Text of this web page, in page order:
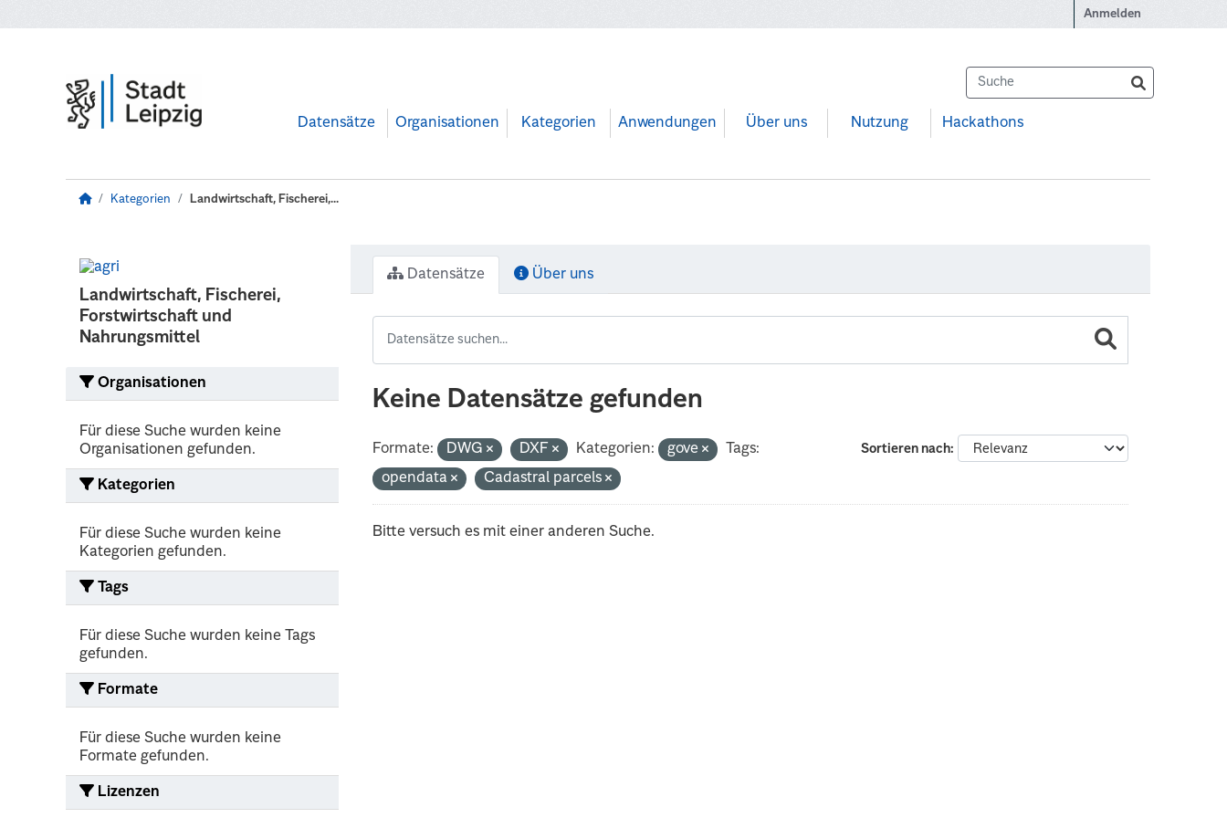
Anmelden
Datensätze Organisationen Kategorien Anwendungen Über uns Nutzung Hackathons
Kategorien Landwirtschaft, Fischerei,...
Landwirtschaft, Fischerei,
Forstwirtschaft und
Nahrungsmittel
Organisationen
Für diese Suche wurden keine
Organisationen gefunden.
Kategorien
Für diese Suche wurden keine
Kategorien gefunden.
Tags
Für diese Suche wurden keine Tags
gefunden.
Formate
Für diese Suche wurden keine
Formate gefunden.
Lizenzen
Datensätze Über uns
Keine Datensätze gefunden
Sortieren nach
Formate: DWG DXF Kategorien: gove
Tags:
opendata
Cadastral parcels
Bitte versuch es mit einer anderen Suche.